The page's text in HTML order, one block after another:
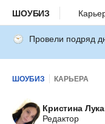
ШОУБИЗ
Провели подряд
ШОУБИЗ КАРЬЕРА
Кристина
Редактор